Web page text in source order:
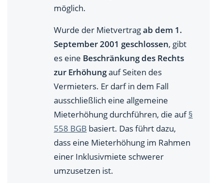
möglich.
Wurde der Mietvertragab dem 1.
September 2001 geschlossen, gibt
es eine Beschränkung des Rechts
zur Erhöhungauf Seiten des
Vermieters. Er darf in dem Fall
ausschließlich eine allgemeine
Mieterhöhung durchführen, die auf§
558 BGB basiert. Das führt dazu,
dass eine Mieterhöhung im Rahmen
einer Inklusivmiete schwerer
umzusetzen ist.